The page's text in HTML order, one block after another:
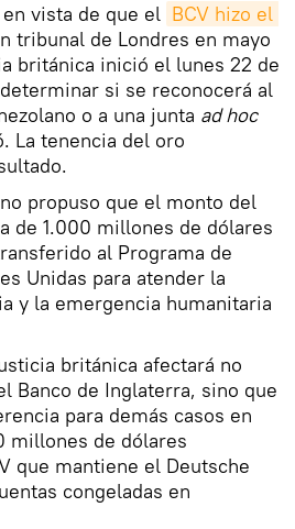
vista de que el BCV hizo el
tribunal de Londres en mayo
británica inició el lunes 22 de
si se reconocerá al
o a una junta ad hoc
La tenencia del oro
propuso que el monto del
de 1.000 millones de dólares
al Programa de
Unidas para atender la
y la emergencia humanitaria
británica afectará no
Banco de Inglaterra, sino que
para demás casos en
millones de dólares
que mantiene el Deutsche
congeladas en